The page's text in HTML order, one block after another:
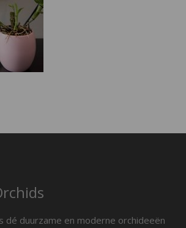
dé duurzame en moderne orchideeën